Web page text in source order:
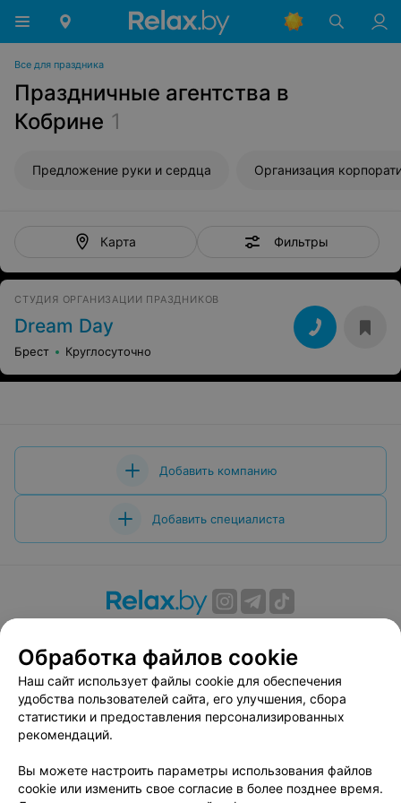
Все для праздника
Праздничные агентства в
Кобрине 1
Предложение руки и сердца Организация
Карта Фильтры
СТУДИЯ ОРГАНИЗАЦИИ ПРАЗДНИКОВ
Dream Day
Брест Круглосуточно
Добавить компанию
Добавить специалиста
Вакансии
Публичный договор
Способы оплаты
Публичный договор по использованию сервиса
«Афиша»
Пользовательское соглашение
Связаться по вопросам сотрудничества
Написать руководителю relax.by
Обработка файлов cookie
Наш сайт использует файлы cookie для обеспечения
удобства пользователей сайта, его улучшения, сбора
статистики и предоставления персонализированных
рекомендаций.
Вы можете настроить параметры использования файлов
cookie или изменить свое согласие в более позднее время.